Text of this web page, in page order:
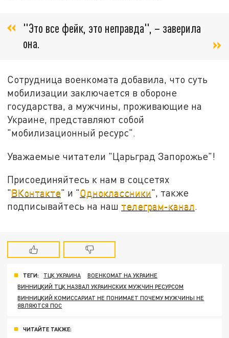
"Это все фейк, это неправда", – заверила
она.
Сотрудница военкомата добавила, что суть
мобилизации заключается в обороне
государства, а мужчины, проживающие на
Украине, представляют собой
"мобилизационный ресурс".
Уважаемые читатели "Царьград Запорожье"!
Присоединяйтесь к нам в соцсетях
"ВКонтакте" и "Одноклассники", также
подписывайтесь на наш телеграм-канал.
ТЕГИ: ТЦК УКРАИНА
ВОЕНКОМАТ НА УКРАИНЕ
ВИННИЦКИЙ ТЦК НАЗВАЛ УКРАИНСКИХ МУЖЧИН РЕСУРСОМ
ВИННИЦКИЙ КОМИССАРИАТ НЕ ПОНИМАЕТ ПОЧЕМУ МУЖЧИНЫ НЕ
ЯВЛЯЮТСЯ ПОС
ЧИТАЙТЕ ТАКЖЕ: